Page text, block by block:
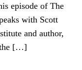
episode of The
with Scott
and author,
the […]